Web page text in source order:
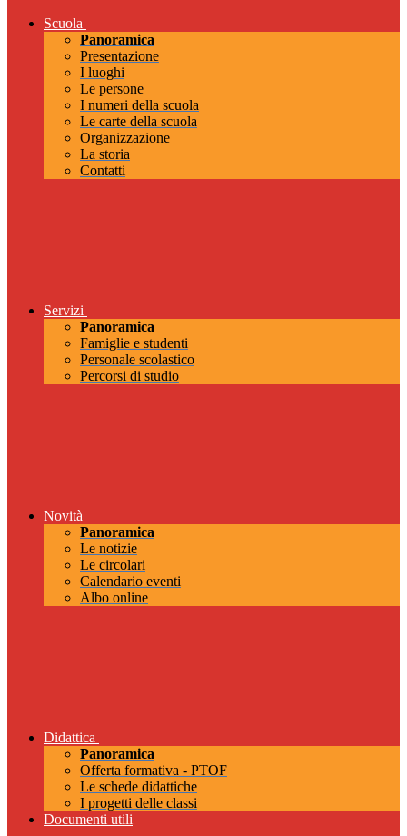
Scuola
Panoramica
Presentazione
I luoghi
Le persone
I numeri della scuola
Le carte della scuola
Organizzazione
La storia
Contatti
Servizi
Panoramica
Famiglie e studenti
Personale scolastico
Percorsi di studio
Novità
Panoramica
Le notizie
Le circolari
Calendario eventi
Albo online
Didattica
Panoramica
Offerta formativa - PTOF
Le schede didattiche
I progetti delle classi
Documenti utili